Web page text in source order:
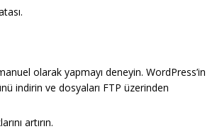
olarak yapmayı deneyin. WordPress’in
indirin ve dosyaları FTP üzerinden
artırın.